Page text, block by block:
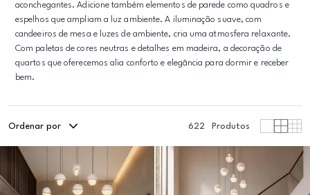
aconchegantes. Adicione também elementos de parede como quadros e
espelhos que ampliam a luz ambiente. A iluminação suave, com
candeeiros de mesa e luzes de ambiente, cria uma atmosfera relaxante.
Com paletas de cores neutras e detalhes em madeira, a decoração de
quartos que oferecemos alia conforto e elegância para dormir e receber
bem.
Ordenar por 622 Produtos